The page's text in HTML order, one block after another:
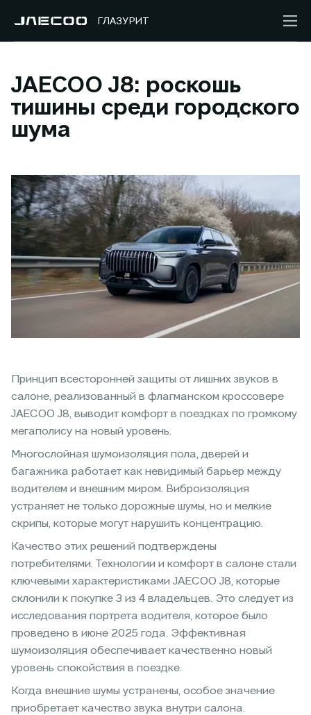
ГЛАЗУРИТ
JAECOO J8: роскошь
тишины среди городского
шума
Принцип всесторонней защиты от лишних звуков в
салоне, реализованный в флагманском кроссовере
JAECOO J8, выводит комфорт в поездках по громкому
мегаполису на новый уровень.
Многослойная шумоизоляция пола, дверей и
багажника работает как невидимый барьер между
водителем и внешним миром. Виброизоляция
устраняет не только дорожные шумы, но и мелкие
скрипы, которые могут нарушить концентрацию.
Качество этих решений подтверждены
потребителями. Технологии и комфорт в салоне стали
ключевыми характеристиками JAECOO J8, которые
склонили к покупке 3 из 4 владельцев. Это следует из
исследования портрета водителя, которое было
проведено в июне 2025 года. Эффективная
шумоизоляция обеспечивает качественно новый
уровень спокойствия в поездке.
Когда внешние шумы устранены, особое значение
приобретает качество звука внутри салона.